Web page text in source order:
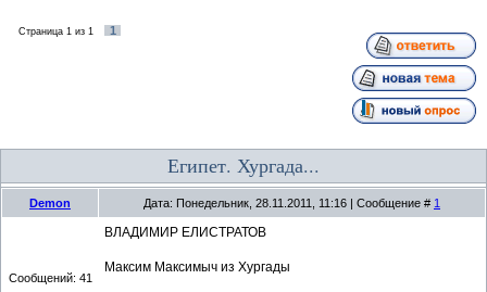
Страница 1 из 1 1
Египет. Хургада...
Demon Дата: Понедельник, 28.11.2011, 11:16 | Сообщение # 1
Сообщений: 41
ВЛАДИМИР ЕЛИСТРАТОВ
Максим Максимыч из Хургады